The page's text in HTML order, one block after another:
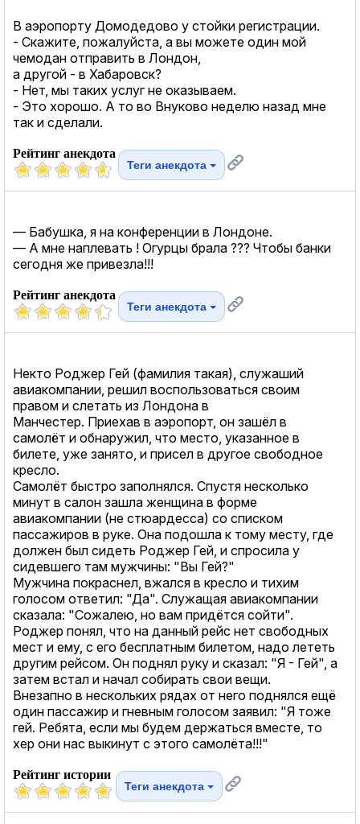
В аэропорту Домодедово у стойки регистрации.
- Скажите, пожалуйста, а вы можете один мой
чемодан отправить в Лондон,
а другой - в Хабаровск?
- Нет, мы таких услуг не оказываем.
- Это хорошо. А то во Внуково неделю назад мне
так и сделали.
Рейтинг анекдота
Теги анекдота
— Бабушка, я на конференции в Лондоне.
— А мне наплевать ! Огурцы брала ??? Чтобы банки
сегодня же привезла!!!
Рейтинг анекдота
Теги анекдота
Некто Роджер Гей (фамилия такая), служаший
авиакомпании, решил воспользоваться своим
правом и слетать из Лондона в
Манчестер. Приехав в аэропорт, он зашёл в
самолёт и обнаружил, что место, указанное в
билете, уже занято, и присел в другое свободное
кресло.
Самолёт быстро заполнялся. Спустя несколько
минут в салон зашла женщина в форме
авиакомпании (не стюардесса) со списком
пассажиров в руке. Она подошла к тому месту, где
должен был сидеть Роджер Гей, и спросила у
сидевшего там мужчины: "Вы Гей?"
Мужчина покраснел, вжался в кресло и тихим
голосом ответил: "Да". Служащая авиакомпании
сказала: "Сожалею, но вам придётся сойти".
Роджер понял, что на данный рейс нет свободных
мест и ему, с его бесплатным билетом, надо лететь
другим рейсом. Он поднял руку и сказал: "Я - Гей", а
затем встал и начал собирать свои вещи.
Внезапно в нескольких рядах от него поднялся ещё
один пассажир и гневным голосом заявил: "Я тоже
гей. Ребята, если мы будем держаться вместе, то
хер они нас выкинут с этого самолёта!!!"
Рейтинг истории
Теги анекдота